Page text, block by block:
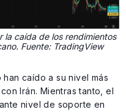
la caída de los rendimientos
Fuente: TradingView
caído a su nivel más
Irán. Mientras tanto, el
nivel de soporte en